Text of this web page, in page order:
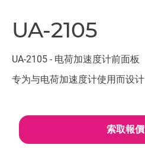
UA-2105
UA-2105 - 电荷加速度计前面板
专为与电荷加速度计使用而设计
索取報價